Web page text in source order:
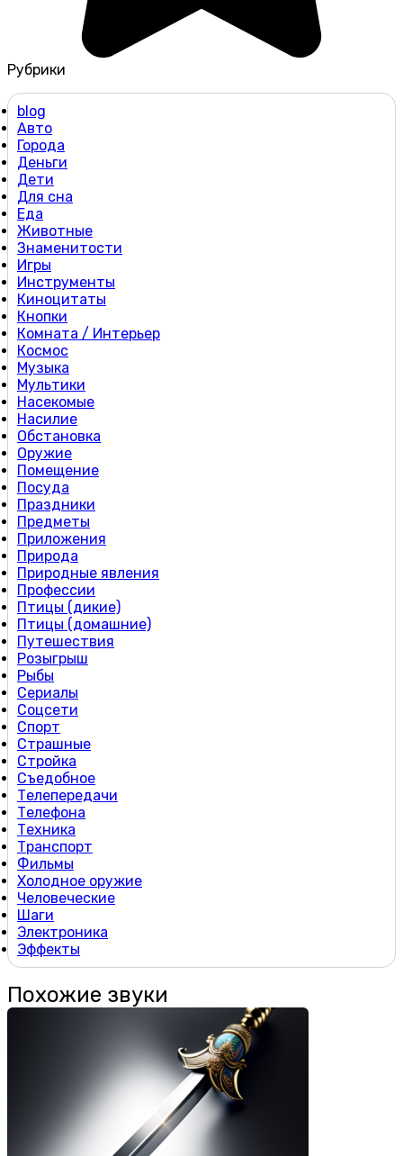
Рубрики
blog
Авто
Города
Деньги
Дети
Для сна
Еда
Животные
Знаменитости
Игры
Инструменты
Киноцитаты
Кнопки
Комната / Интерьер
Космос
Музыка
Мультики
Насекомые
Насилие
Обстановка
Оружие
Помещение
Посуда
Праздники
Предметы
Приложения
Природа
Природные явления
Профессии
Птицы (дикие)
Птицы (домашние)
Путешествия
Розыгрыш
Рыбы
Сериалы
Соцсети
Спорт
Страшные
Стройка
Съедобное
Телепередачи
Телефона
Техника
Транспорт
Фильмы
Холодное оружие
Человеческие
Шаги
Электроника
Эффекты
Похожие звуки